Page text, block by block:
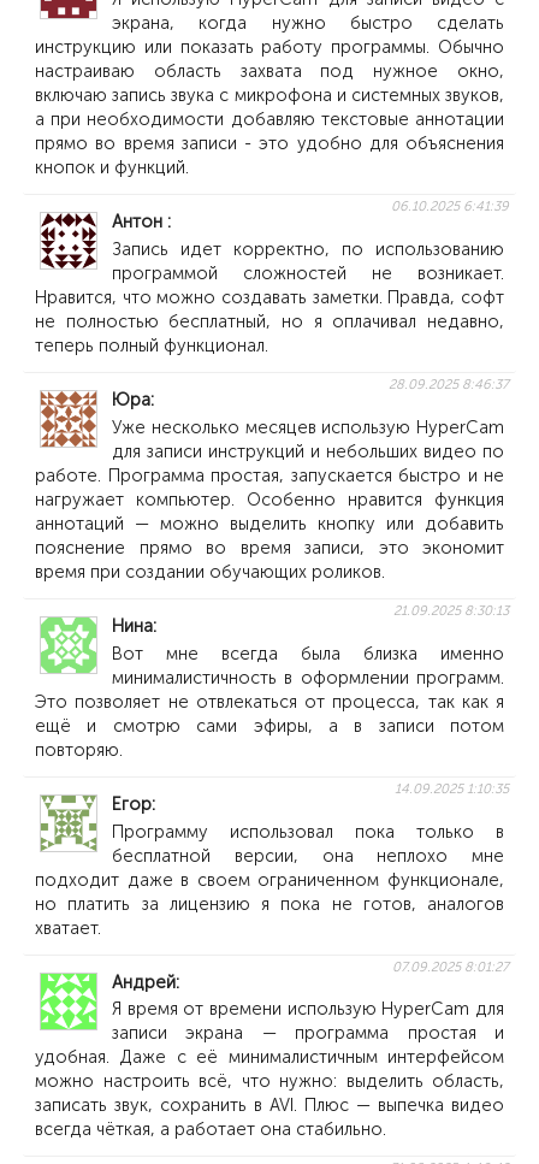
экрана, когда нужно быстро сделать
инструкцию или показать работу программы. Обычно
настраиваю область захвата под нужное окно,
включаю запись звука с микрофона и системных звуков,
а при необходимости добавляю текстовые аннотации
прямо во время записи - это удобно для объяснения
кнопок и функций.
Антон
06.10.2025 6:41:39
Запись идет корректно, по использованию
программой сложностей не возникает.
Нравится, что можно создавать заметки. Правда, софт
не полностью бесплатный, но я оплачивал недавно,
теперь полный функционал.
Юра
28.09.2025 8:46:37
Уже несколько месяцев использую HyperCam
для записи инструкций и небольших видео по
работе. Программа простая, запускается быстро и не
нагружает компьютер. Особенно нравится функция
аннотаций — можно выделить кнопку или добавить
пояснение прямо во время записи, это экономит
время при создании обучающих роликов.
Нина
21.09.2025 8:30:13
Вот мне всегда была близка именно
минималистичность в оформлении программ.
Это позволяет не отвлекаться от процесса, так как я
ещё и смотрю сами эфиры, а в записи потом
повторяю.
Егор
14.09.2025 1:10:35
Программу использовал пока только в
бесплатной версии, она неплохо мне
подходит даже в своем ограниченном функционале,
но платить за лицензию я пока не готов, аналогов
хватает.
Андрей
07.09.2025 8:01:27
Я время от времени использую HyperCam для
записи экрана — программа простая и
удобная. Даже с её минималистичным интерфейсом
можно настроить всё, что нужно: выделить область,
записать звук, сохранить в AVI. Плюс — выпечка видео
всегда чёткая, а работает она стабильно.